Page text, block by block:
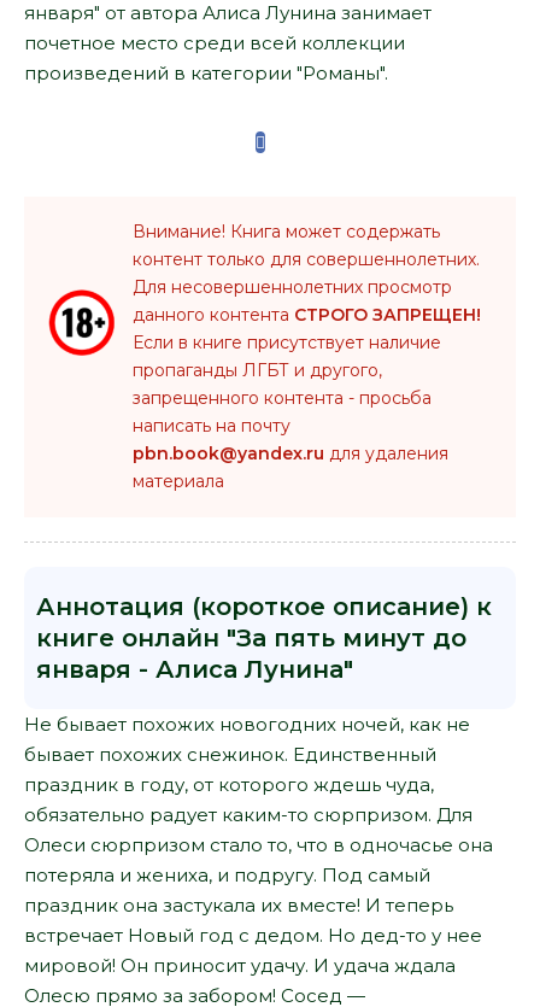
января" от автора Алиса Лунина занимает
почетное место среди всей коллекции
произведений в категории "Романы".
Внимание! Книга может содержать
контент только для совершеннолетних.
Для несовершеннолетних просмотр
данного контента СТРОГО ЗАПРЕЩЕН!
Если в книге присутствует наличие
пропаганды ЛГБТ и другого,
запрещенного контента - просьба
написать на почту
pbn.book@yandex.ru для удаления
материала
Аннотация (короткое описание) к
книге онлайн "За пять минут до
января - Алиса Лунина"
Не бывает похожих новогодних ночей, как не
бывает похожих снежинок. Единственный
праздник в году, от которого ждешь чуда,
обязательно радует каким-то сюрпризом. Для
Олеси сюрпризом стало то, что в одночасье она
потеряла и жениха, и подругу. Под самый
праздник она застукала их вместе! И теперь
встречает Новый год с дедом. Но дед-то у нее
мировой! Он приносит удачу. И удача ждала
Олесю прямо за забором! Сосед —